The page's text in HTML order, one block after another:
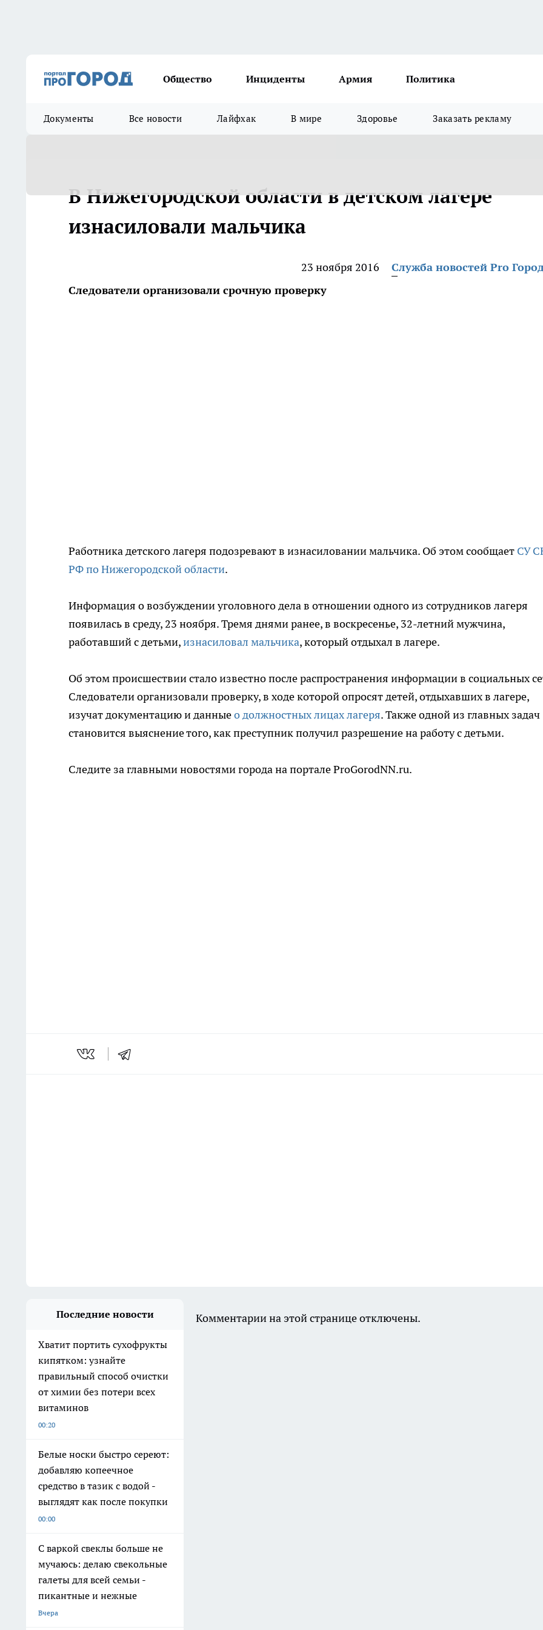
Общество Инциденты Армия Политика
Документы Все новости Лайфхак В мире Здоровье Заказать рекламу
В Нижегородской области в детском лагере
изнасиловали мальчика
23 ноября 2016
Служба новостей Pro
Следователи организовали срочную проверку
Работника детского лагеря подозревают в изнасиловании мальчика. Об этом сообщает СУ
РФ по Нижегородской области.
Информация о возбуждении уголовного дела в отношении одного из сотрудников лагеря
появилась в среду, 23 ноября. Тремя днями ранее, в воскресенье, 32-летний мужчина,
работавший с детьми,изнасиловал мальчика, который отдыхал в лагере.
Об этом происшествии стало известно после распространения информации в социальных
Следователи организовали проверку, в ходе которой опросят детей, отдыхавших в лагере,
изучат документацию и данныео должностных лицах лагеря. Также одной из главных задач
становится выяснение того, как преступник получил разрешение на работу с детьми.
Следите за главными новостями города на портале ProGorodNN.ru.
Последние новости
Хватит портить сухофрукты
кипятком: узнайте
правильный способ очистки
от химии без потери всех
витаминов
00:20
Белые носки быстро сереют:
добавляю копеечное
средство в тазик с водой -
выглядят как после покупки
00:00
С варкой свеклы больше не
мучаюсь: делаю свекольные
галеты для всей семьи -
пикантные и нежные
Вчера
Комментарии на этой странице отключены.